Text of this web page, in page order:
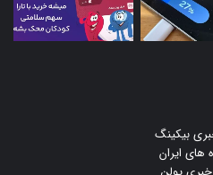
بیکینگ
های ایران